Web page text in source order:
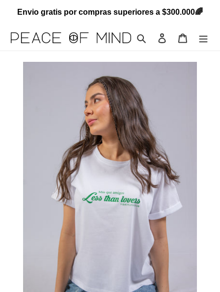
directamente
contenido
Envio gratis por compras superiores a $300.000🌈
Buscar Ingresar Carrito